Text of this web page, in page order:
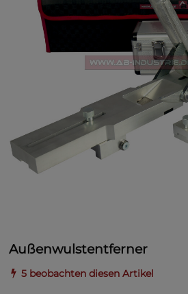
Außenwulstentferner
5 beobachten diesen Artikel